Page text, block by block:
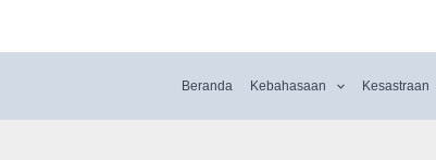
Beranda Kebahasaan Kesastraan